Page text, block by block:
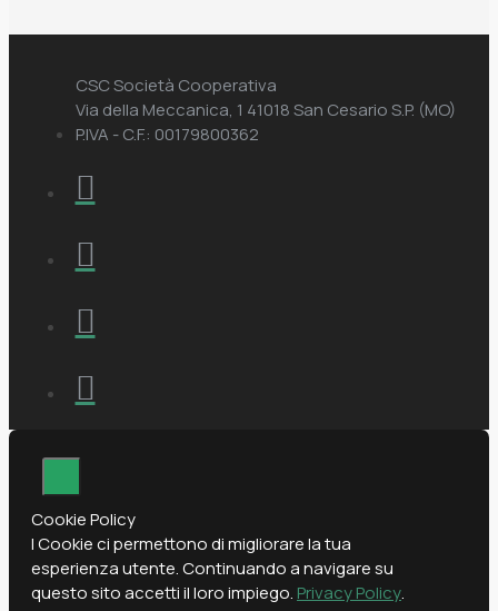
CSC Società Cooperativa
Via della Meccanica, 1 41018 San Cesario S.P. (MO)
P.IVA - C.F.: 00179800362
Cookie Policy
I Cookie ci permettono di migliorare la tua
esperienza utente. Continuando a navigare su
questo sito accetti il loro impiego. Privacy Policy.